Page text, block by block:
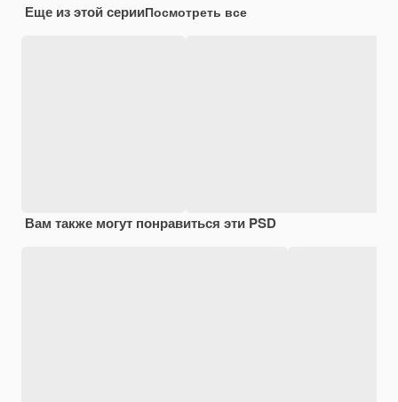
Еще из этой серииПосмотреть все
Вам также могут понравиться эти PSD